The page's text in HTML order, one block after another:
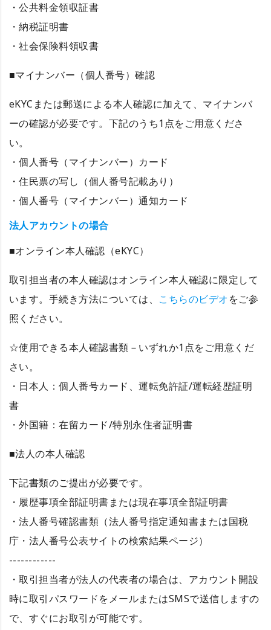
・公共料金領収証書
・納税証明書
・社会保険料領収書
■マイナンバー（個人番号）確認
eKYCまたは郵送による本人確認に加えて、マイナンバ
ーの確認が必要です。下記のうち1点をご用意くださ
い。
・個人番号（マイナンバー）カード
・住民票の写し（個人番号記載あり）
・個人番号（マイナンバー）通知カード
法人アカウントの場合
■オンライン本人確認（eKYC）
取引担当者の本人確認はオンライン本人確認に限定して
います。手続き方法については、 こちらのビデオをご参
照ください。
☆使用できる本人確認書類－いずれか1点をご用意くだ
さい。
・日本人：個人番号カード、運転免許証/運転経歴証明
書
・外国籍：在留カード/特別永住者証明書
■法人の本人確認
下記書類のご提出が必要です。
・履歴事項全部証明書または現在事項全部証明書
・法人番号確認書類（法人番号指定通知書または国税
庁・法人番号公表サイトの検索結果ページ）
------------
・取引担当者が法人の代表者の場合は、アカウント開設
時に取引パスワードをメールまたはSMSで送信しますの
で、すぐにお取引が可能です。